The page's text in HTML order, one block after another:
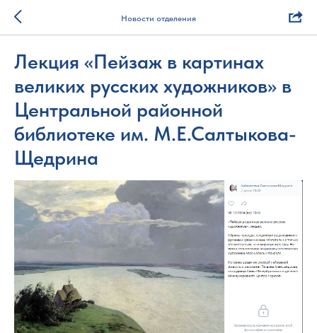
Новости отделения
Лекция «Пейзаж в картинах
великих русских художников» в
Центральной районной
библиотеке им. М.Е.Салтыкова-
Щедрина